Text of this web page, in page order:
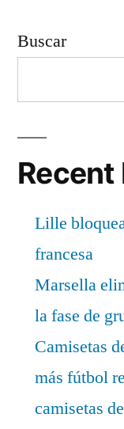
Buscar
Recent
Lille
francesa
Marsella
la fase de
Camisetas
más fútbol
camisetas